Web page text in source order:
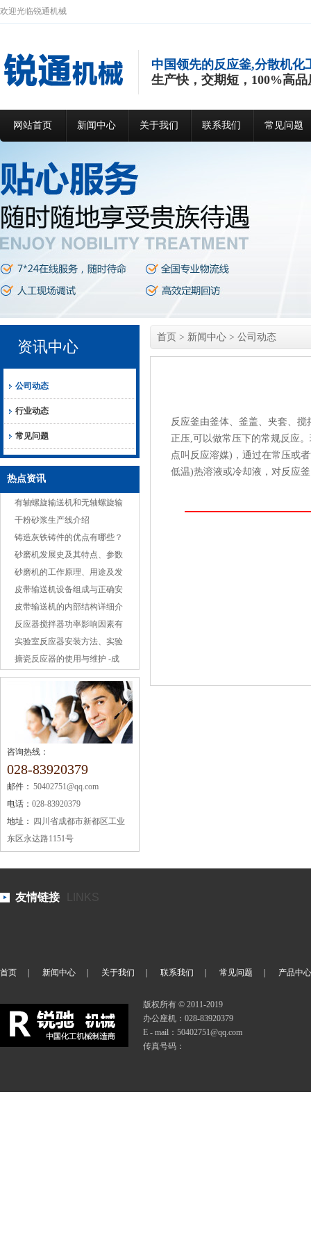
欢迎光临锐通机械
中国领先的反应釜,分散机化
生产快，交期短，100%高品
网站首页 新闻中心 关于我们 联系我们 常见问题
资讯中心
公司动态
行业动态
常见问题
热点资讯
有轴螺旋输送机和无轴螺旋输
送机不同之处
干粉砂浆生产线介绍
铸造灰铁铸件的优点有哪些？
砂磨机发展史及其特点、参数
简介
砂磨机的工作原理、用途及发
展趋势
皮带输送机设备组成与正确安
装
皮带输送机的内部结构详细介
绍
反应器搅拌器功率影响因素有
什么？反应釜中搅
实验室反应器安装方法、实验
室反应器使用 -成都
搪瓷反应器的使用与维护 -成
都搪瓷反应器
咨询热线：
028-83920379
邮件： 50402751@qq.com
电话： 028-83920379
地址：
四川省成都市新都区工业
东区永达路1151号
首页 > 新闻中心 > 公司动态
反应釜由釜体、釜盖、夹套、
正压,可以做常压下的常规反应
点叫反应溶媒)，通过在常压或
低温)热溶液或冷却液，对反应
友情链接 LINKS
首页 新闻中心 关于我们 联系我们 常见问题 产品中心
版权所有 © 2011-2019
办公座机：028-83920379
E - mail：50402751@qq.com
传真号码：